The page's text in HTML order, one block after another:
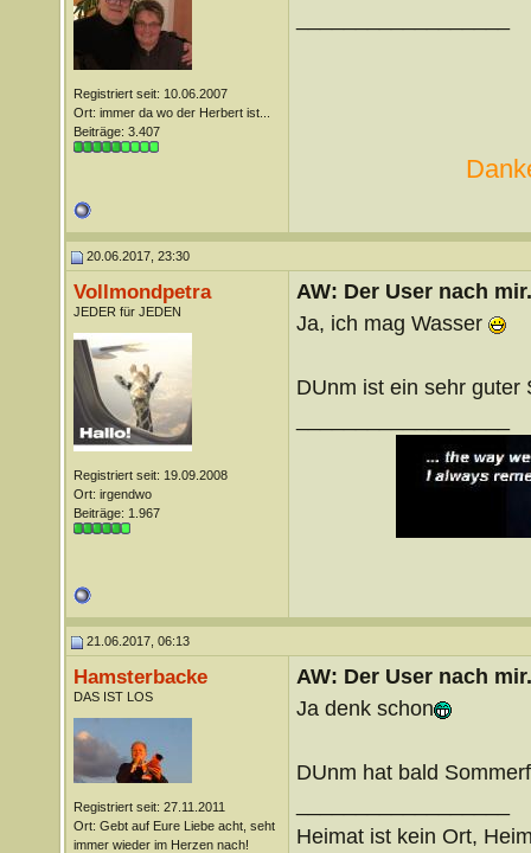
Registriert seit: 10.06.2007
Ort: immer da wo der Herbert ist...
Beiträge: 3.407
20.06.2017, 23:30
Vollmondpetra
JEDER für JEDEN
Registriert seit: 19.09.2008
Ort: irgendwo
Beiträge: 1.967
AW: Der User nach
Ja, ich mag Wasser
DUnm ist ein sehr guter
21.06.2017, 06:13
Hamsterbacke
DAS IST LOS
Registriert seit: 27.11.2011
Ort: Gebt auf Eure Liebe acht, seht
immer wieder im Herzen nach!
AW: Der User nach
Ja denk schon
DUnm hat bald
Heimat ist kein Ort,